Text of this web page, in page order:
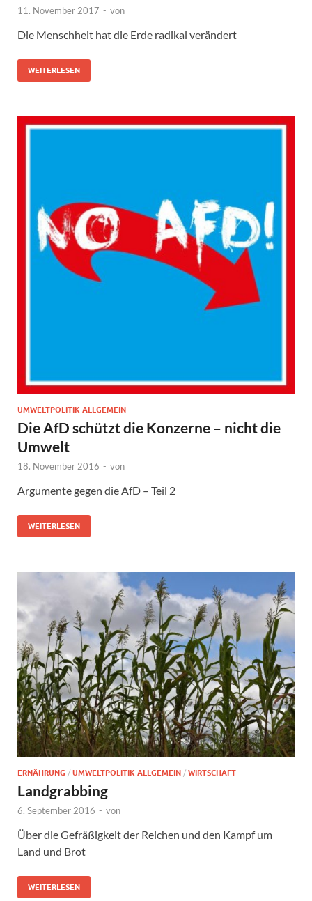
11. November 2017 - von
Die Menschheit hat die Erde radikal verändert
WEITERLESEN
UMWELTPOLITIK ALLGEMEIN
Die AfD schützt die Konzerne – nicht die
Umwelt
18. November 2016 - von
Argumente gegen die AfD – Teil 2
WEITERLESEN
ERNÄHRUNG / UMWELTPOLITIK ALLGEMEIN / WIRTSCHAFT
Landgrabbing
6. September 2016 - von
Über die Gefräßigkeit der Reichen und den Kampf um
Land und Brot
WEITERLESEN